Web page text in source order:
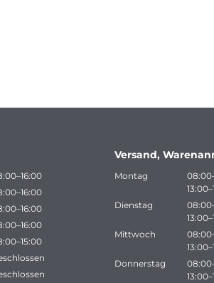
Versand,
Montag
Dienstag
Mittwoch
Donnerstag